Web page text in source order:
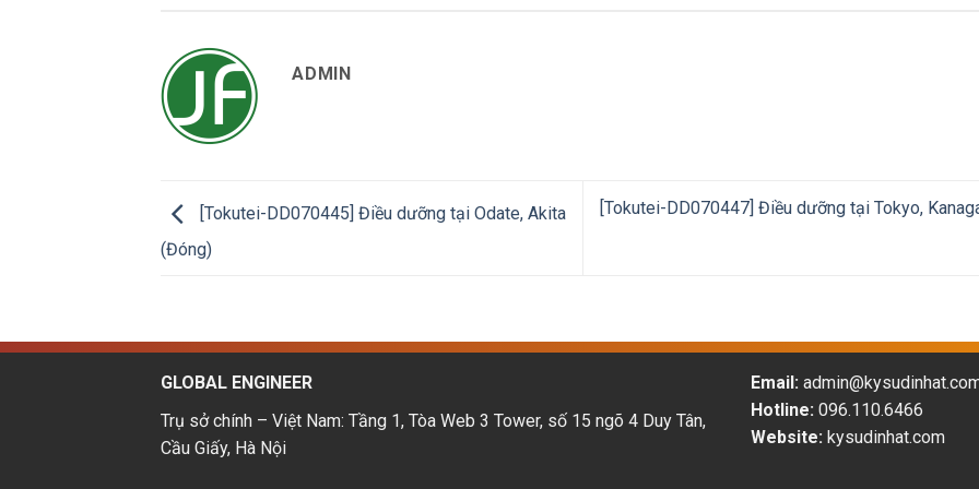
ADMIN
[Tokutei-DD070445] Điều dưỡng tại Odate, Akita
(Đóng)
[Tokutei-DD070447] Điều dưỡng tại Tokyo,
GLOBAL ENGINEER
Trụ sở chính – Việt Nam: Tầng 1, Tòa Web 3 Tower, số 15 ngõ 4 Duy Tân,
Cầu Giấy, Hà Nội
Email:
Hotline: 096.110.6466
Website: kysudinhat.com